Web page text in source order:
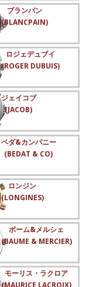
ブランパン
(BLANCPAIN)
ロジェデュブイ
(ROGER DUBUIS)
ジェイコブ
(JACOB)
ベダ&カンパニー
(BEDAT & CO)
ロンジン
(LONGINES)
ボーム&メルシェ
(BAUME & MERCIER)
モーリス・ラクロア